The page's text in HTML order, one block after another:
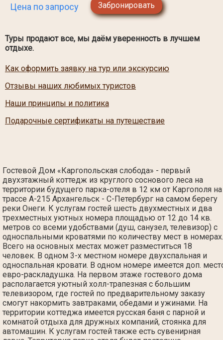
Цена по запросу Забронировать
Туры продают все, мы даём уверенность в лучшем
отдыхе.
Как оформить заявку на тур или экскурсию
Отзывы наших любимых туристов
Наши принципы и политика
Подарочные сертификаты на путешествие
Гостевой Дом «Каргопольская слобода» - первый
двухэтажный коттедж из круглого соснового леса на
территории будущего парка-отеля в 12 км от Каргополя на
трассе А-215 Архангельск - С-Петербург на самом берегу
реки Онеги. К услугам гостей шесть двухместных и два
трехместных уютных номера площадью от 12 до 14 кв.
метров со всеми удобствами (душ, санузел, телевизор) с
односпальными кроватями по количеству мест в номерах.
Всего на основных местах может разместиться 18
человек. В одном 3-х местном номере двухспальная и
односпальная кровати. В одном номере имеется доп.
евро-раскладушка. На первом этаже гостевого дома
располагается уютный холл-трапезная с большим
телевизором, где гостей по предварительному заказу
смогут накормить завтраками, обедами и ужинами. На
территории коттеджа имеется русская баня с парной и
комнатой отдыха для дружных компаний, стоянка для
автомашин. К услугам гостей также есть сувенирная